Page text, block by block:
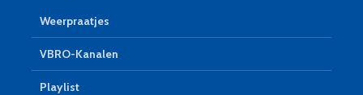
Weerpraatjes
VBRO-Kanalen
Playlist